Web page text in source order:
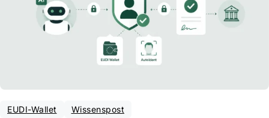
EUDI-Wallet Wissenspost